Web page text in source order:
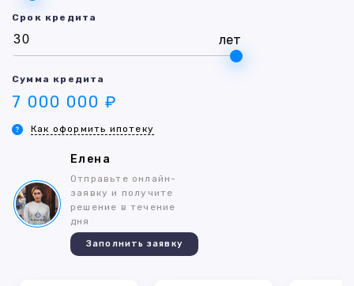
Срок кредита
лет
Сумма кредита
7 000 000 ₽
Как оформить ипотеку
Елена
Отправьте онлайн-
заявку и получите
решение в течение
дня
Заполнить заявку